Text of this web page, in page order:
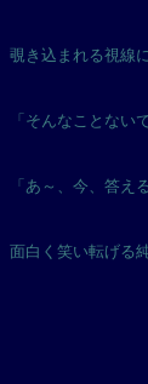
覗き込まれる視線
「そんなことない
「あ～、今、答え
面白く笑い転げる